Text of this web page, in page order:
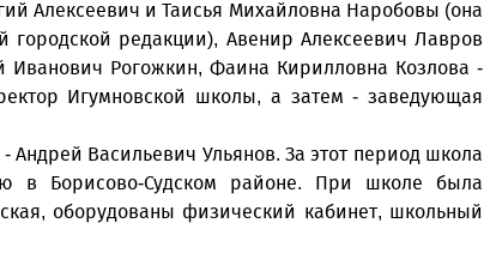
Алексеевич и Таисья Михайловна Наробовы (она
городской редакции), Авенир Алексеевич Лавров
Иванович Рогожкин, Фаина Кирилловна Козлова -
Игумновской школы, а затем - заведующая
Васильевич Ульянов. За этот период школа
в Борисово-Судском районе. При школе была
оборудованы физический кабинет, школьный